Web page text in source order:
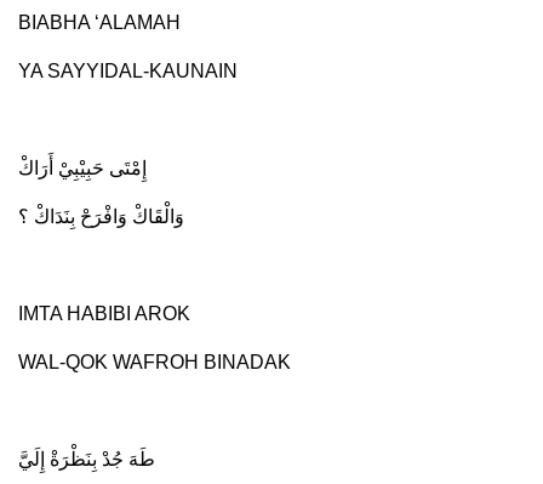
BIABHA ‘ALAMAH
YA SAYYIDAL-KAUNAIN
إِمْتَى حَبِيْبِيْ أَرَاكْ
وَالْقَاكْ وَافْرَحْ بِنَدَاكْ ؟
IMTA HABIBI AROK
WAL-QOK WAFROH BINADAK
طَهَ جُدْ بِنَظْرَةْ إِلَيَّ